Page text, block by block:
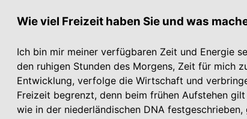
Wie viel Freizeit haben Sie und was
Ich bin mir meiner verfügbaren Zeit und Energie
den ruhigen Stunden des Morgens, Zeit für mich
Entwicklung, verfolge die Wirtschaft und
Freizeit begrenzt, denn beim frühen Aufstehen
wie in der niederländischen DNA